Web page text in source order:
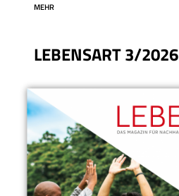
MEHR
LEBENSART 3/2026